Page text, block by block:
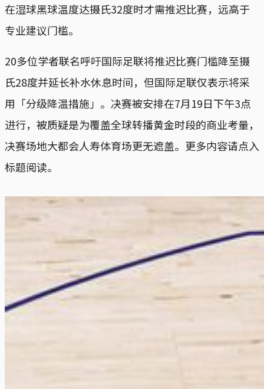
在湿球黑球温度达摄氏32度时才需推迟比赛，远高于
专业建议门槛。
20多位学者联名呼吁国际足联将推迟比赛门槛降至摄
氏28度并延长补水休息时间，但国际足联仅表示将采
用「分级降温措施」。决赛被安排在7月19日下午3点
进行，被质疑是为覆盖全球转播黄金时段的商业考量，
决赛场地大都会人寿体育场更无遮盖。更多内容请点入
标题阅读。